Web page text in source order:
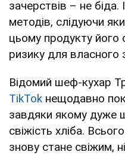
зачерствів – не біда.
методів, слідуючи
цьому продукту його
ризику для власного
Відомий шеф-кухар
TikTok нещодавно
завдяки якому дуже
свіжість хліба.
знову стане свіжим,